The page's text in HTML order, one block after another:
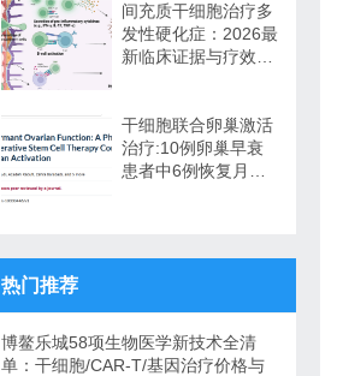
间充质干细胞治疗多
发性硬化症：2026最
新临床证据与疗效争
干细胞联合卵巢激活
治疗:10例卵巢早衰
患者中6例恢复月经,
热门推荐
博鳌乐城58项生物医学新技术全清
单：干细胞/CAR-T/基因治疗价格与